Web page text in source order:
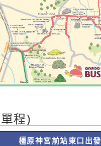
程)
橿原神宮前站東口出發